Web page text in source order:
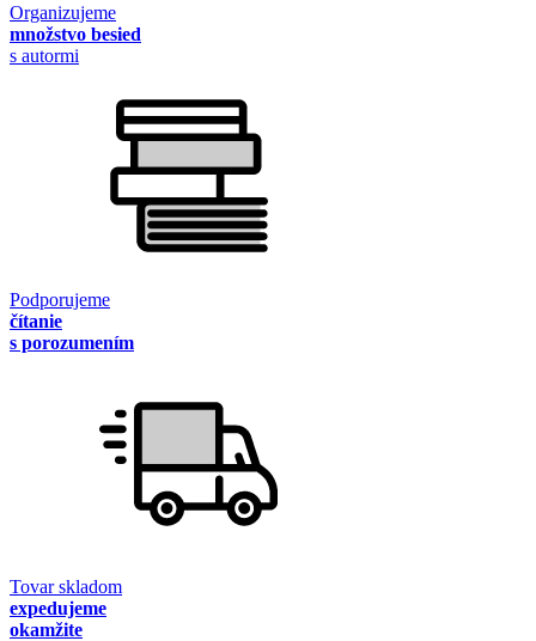
Organizujeme
množstvo besied
s autormi
Podporujeme
čítanie
s porozumením
Tovar skladom
expedujeme
okamžite